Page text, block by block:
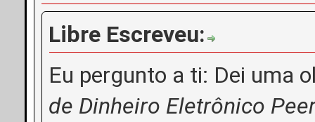
Libre Escreveu:
Eu pergunto a ti: Dei uma
de Dinheiro Eletrônico